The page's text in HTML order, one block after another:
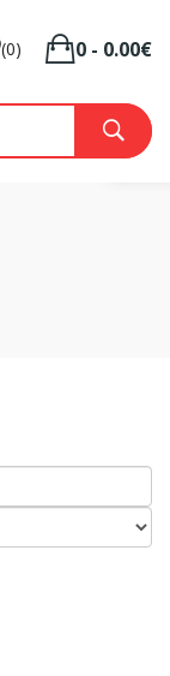
(0) 0 - 0.00€